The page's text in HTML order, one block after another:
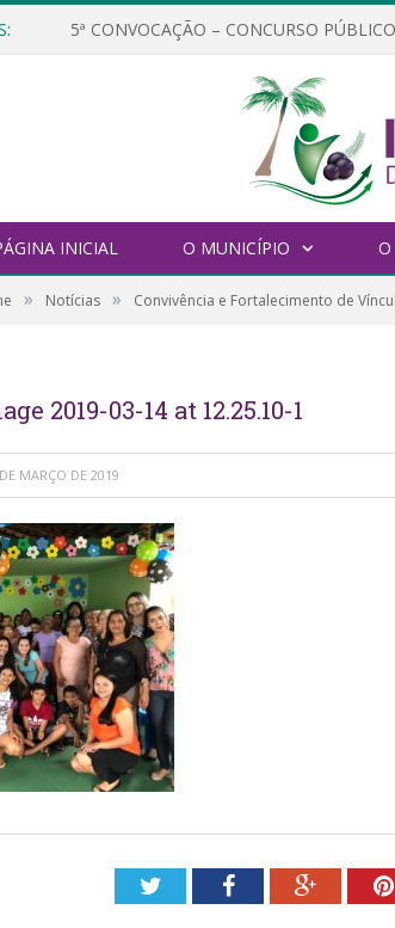
5ª CONVOCAÇÃO – CONCURSO
INICIAL O MUNICÍPIO O
» Notícias » Convivência e Fortalecimento de
2019-03-14 at 12.25.10-1
MARÇO DE 2019
TwitterFacebookGoogle+